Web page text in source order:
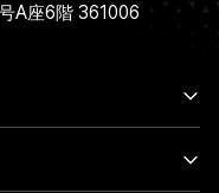
A座6階 361006